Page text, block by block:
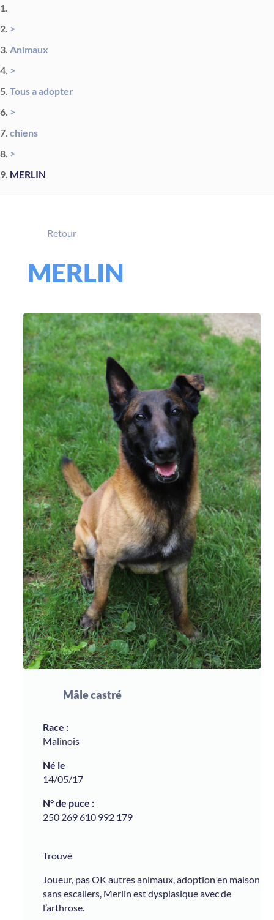
>
Animaux
>
Tous a adopter
>
chiens
>
MERLIN
Retour
MERLIN
Mâle castré
Malinois
14/05/17
250 269 610 992 179
Trouvé
Joueur, pas OK autres animaux, adoption en maison
sans escaliers, Merlin est dysplasique avec de
l’arthrose.